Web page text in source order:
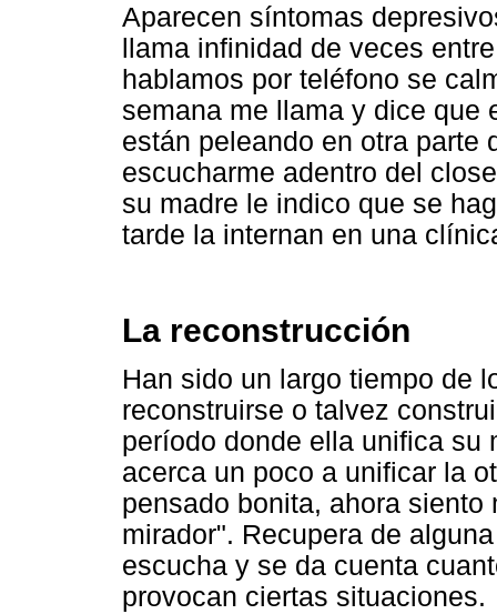
Aparecen síntomas
llama infinidad de veces
hablamos por teléfono se
semana me llama y dice que
están peleando en otra parte
escucharme adentro del
su madre le indico que se
tarde la internan en una
La reconstrucción
Han sido un largo tiempo de
reconstruirse o talvez
período donde ella unifica su
acerca un poco a unificar la
pensado bonita, ahora
mirador". Recupera de
escucha y se da cuenta
provocan ciertas situaciones.